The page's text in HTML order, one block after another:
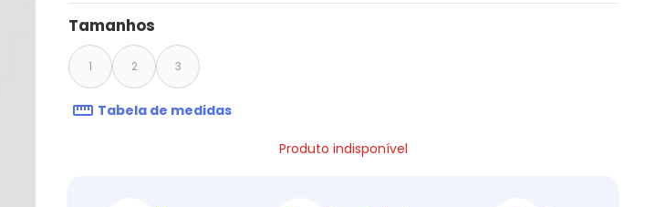
Tamanhos
1 2 3
Tabela de medidas
Produto indisponível